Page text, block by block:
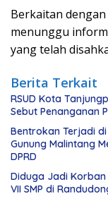
Berkaitan
menunggu
yang telah
Berita Terkait
RSUD Kota
Sebut Penanganan
Bentrokan Terjadi
Gunung Malintang
DPRD
Diduga Jadi Korban
VII SMP di